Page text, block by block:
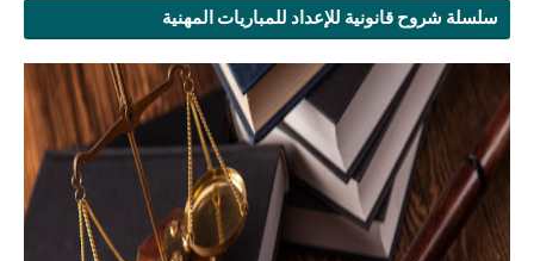
سلسلة شروح قانونية للإعداد للمباريات المهنية